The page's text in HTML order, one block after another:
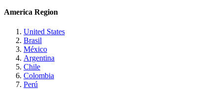
America Region
United States
Brasil
México
Argentina
Chile
Colombia
Perú